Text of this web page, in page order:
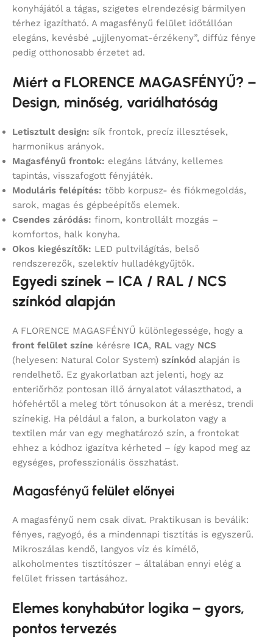
konyhájától a tágas, szigetes elrendezésig bármilyen
térhez igazítható. A magasfényű felület időtállóan
elegáns, kevésbé „ujjlenyomat-érzékeny”, diffúz fénye
pedig otthonosabb érzetet ad.
Miért a FLORENCE MAGASFÉNYŰ? –
Design, minőség, variálhatóság
Letisztult design: sík frontok, precíz illesztések,
harmonikus arányok.
Magasfényű frontok: elegáns látvány, kellemes
tapintás, visszafogott fényjáték.
Moduláris felépítés: több korpusz- és fiókmegoldás,
sarok, magas és gépbeépítős elemek.
Csendes záródás: finom, kontrollált mozgás –
komfortos, halk konyha.
Okos kiegészítők: LED pultvilágítás, belső
rendszerezők, szelektív hulladékgyűjtők.
Egyedi színek – ICA / RAL / NCS
színkód alapján
A FLORENCE MAGASFÉNYŰ különlegessége, hogy a
front felület színe kérésre ICA, RAL vagy NCS
(helyesen: Natural Color System) színkód alapján is
rendelhető. Ez gyakorlatban azt jelenti, hogy az
enteriőrhöz pontosan illő árnyalatot választhatod, a
hófehértől a meleg tört tónusokon át a merész, trendi
színekig. Ha például a falon, a burkolaton vagy a
textilen már van egy meghatározó szín, a frontokat
ehhez a kódhoz igazítva kérheted – így kapod meg az
egységes, professzionális összhatást.
Magasfényű felület előnyei
A magasfényű nem csak divat. Praktikusan is beválik:
fényes, ragyogó, és a mindennapi tisztítás is egyszerű.
Mikroszálas kendő, langyos víz és kímélő,
alkoholmentes tisztítószer – általában ennyi elég a
felület frissen tartásához.
Elemes konyhabútor logika – gyors,
pontos tervezés